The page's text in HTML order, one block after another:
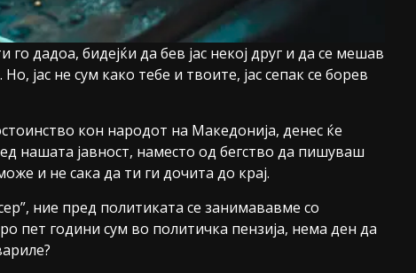
дадоа, бидејќи да бев јас некој друг и да се мешав
јас не сум како тебе и твоите, јас сепак се борев
кон народот на Македонија, денес ќе
нашата јавност, наместо од бегство да пишуваш
и не сака да ти ги дочита до крај.
ние пред политиката се занимававме со
пет години сум во политичка пензија, нема ден да